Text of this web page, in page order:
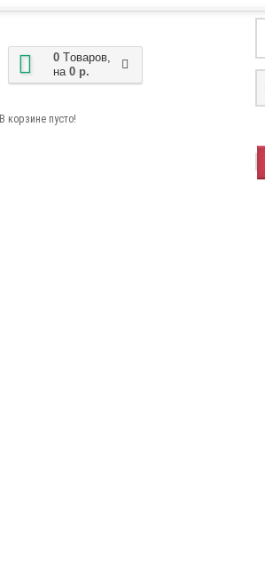
0 Tоваров,
на 0 р.
В корзине пусто!